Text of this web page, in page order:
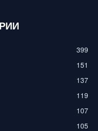
399
151
137
119
107
105